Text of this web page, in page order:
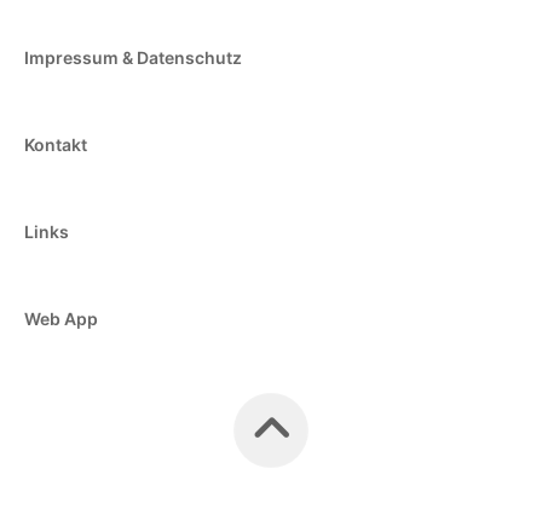
Impressum & Datenschutz
Kontakt
Links
Web App